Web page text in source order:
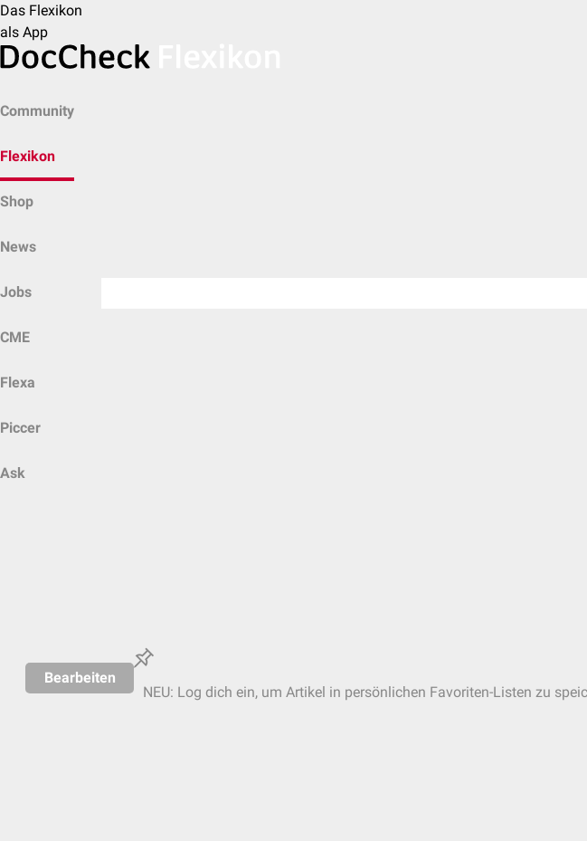
Das Flexikon
als App
Community
Flexikon
Shop
News
Jobs
CME
Flexa
Piccer
Ask
Bearbeiten
NEU: Log dich ein, um Artikel in persönlichen Favoriten-Listen zu